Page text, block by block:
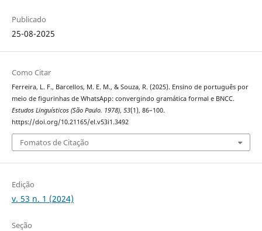
Publicado
25-08-2025
Como Citar
Ferreira, L. F., Barcellos, M. E. M., & Souza, R. (2025). Ensino de português por
meio de figurinhas de WhatsApp: convergindo gramática formal e BNCC.
Estudos Linguísticos (São Paulo. 1978), 53(1), 86–100.
https://doi.org/10.21165/el.v53i1.3492
Fomatos de Citação
Edição
v. 53 n. 1 (2024)
Seção